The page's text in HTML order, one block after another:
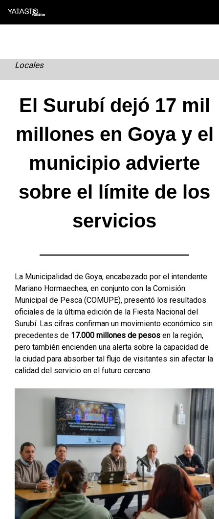
Skip
Locales
El Surubí dejó 17 mil
millones en Goya y el
municipio advierte
sobre el límite de los
servicios
La Municipalidad de Goya, encabezado por el intendente
Mariano Hormaechea, en conjunto con la Comisión
Municipal de Pesca (COMUPE), presentó los resultados
oficiales de la última edición de la Fiesta Nacional del
Surubí. Las cifras confirman un movimiento económico sin
precedentes de 17.000 millones de pesos en la región,
pero también encienden una alerta sobre la capacidad de
la ciudad para absorber tal flujo de visitantes sin afectar la
calidad del servicio en el futuro cercano.